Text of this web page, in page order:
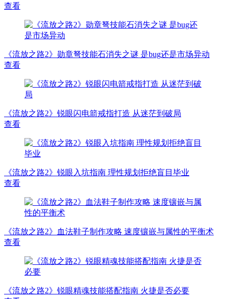
查看
《流放之路2》勋章弩技能石消失之谜 是bug还是市场异动
查看
《流放之路2》锐眼闪电箭戒指打造 从迷茫到破局
查看
《流放之路2》锐眼入坑指南 理性规划拒绝盲目毕业
查看
《流放之路2》血法鞋子制作攻略 速度镶嵌与属性的平衡术
查看
《流放之路2》锐眼精魂技能搭配指南 火捷是否必要